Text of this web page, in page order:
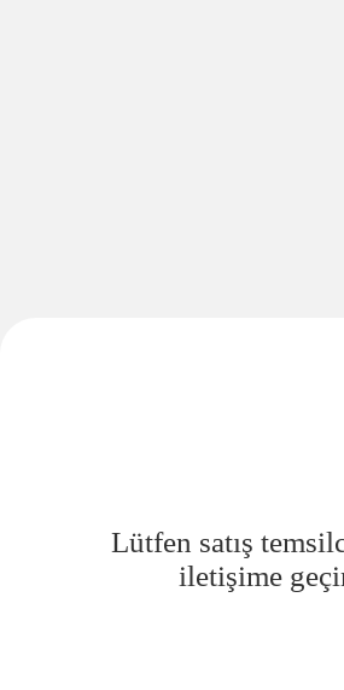
Lütfen satış
iletişime